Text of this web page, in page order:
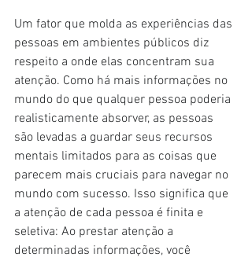
Um fator que molda as experiências das
pessoas em ambientes públicos diz
respeito a onde elas concentram sua
atenção. Como há mais informações no
mundo do que qualquer pessoa poderia
realisticamente absorver, as pessoas
são levadas a guardar seus recursos
mentais limitados para as coisas que
parecem mais cruciais para navegar no
mundo com sucesso. Isso significa que
a atenção de cada pessoa é finita e
seletiva: Ao prestar atenção a
determinadas informações, você